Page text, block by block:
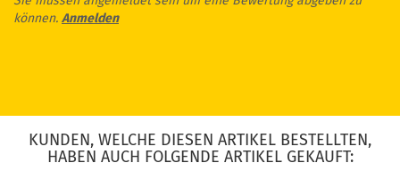
können. Anmelden
KUNDEN, WELCHE DIESEN ARTIKEL BESTELLTEN,
HABEN AUCH FOLGENDE ARTIKEL GEKAUFT: